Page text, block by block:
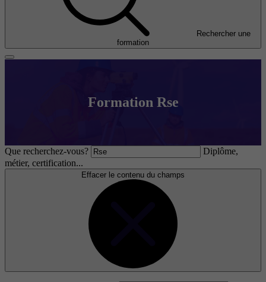
Rechercher une
formation
Formation Rse
Que recherchez-vous?
Diplôme,
métier, certification...
Effacer le contenu du champs